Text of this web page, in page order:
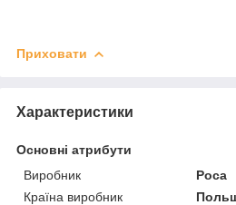
Приховати
Характеристики
Основні атрибути
Виробник
Роса
Країна виробник